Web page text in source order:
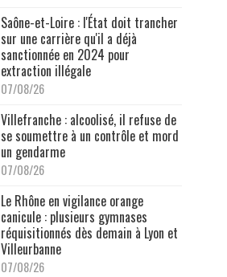
Saône-et-Loire : l'État doit trancher
sur une carrière qu'il a déjà
sanctionnée en 2024 pour
extraction illégale
07/08/26
Villefranche : alcoolisé, il refuse de
se soumettre à un contrôle et mord
un gendarme
07/08/26
Le Rhône en vigilance orange
canicule : plusieurs gymnases
réquisitionnés dès demain à Lyon et
Villeurbanne
07/08/26